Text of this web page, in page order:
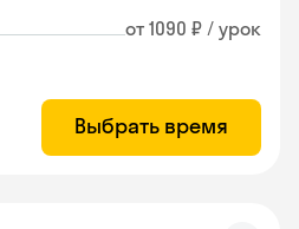
от 1090 ₽ / урок
Выбрать время